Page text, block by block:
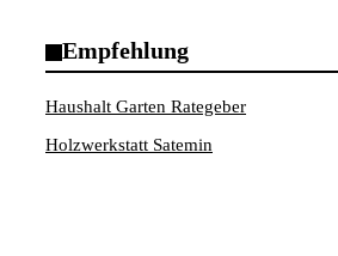
Empfehlung
Haushalt Garten Rategeber
Holzwerkstatt Satemin